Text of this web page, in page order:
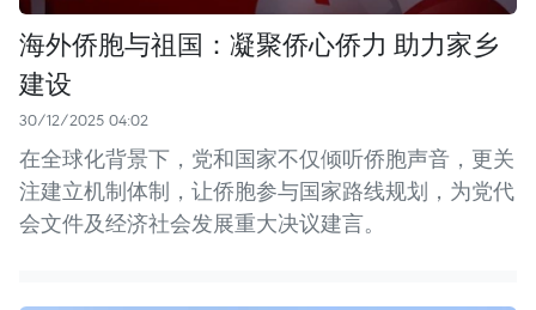
海外侨胞与祖国：凝聚侨心侨力 助力家乡
建设
30/12/2025 04:02
在全球化背景下，党和国家不仅倾听侨胞声音，更关
注建立机制体制，让侨胞参与国家路线规划，为党代
会文件及经济社会发展重大决议建言。